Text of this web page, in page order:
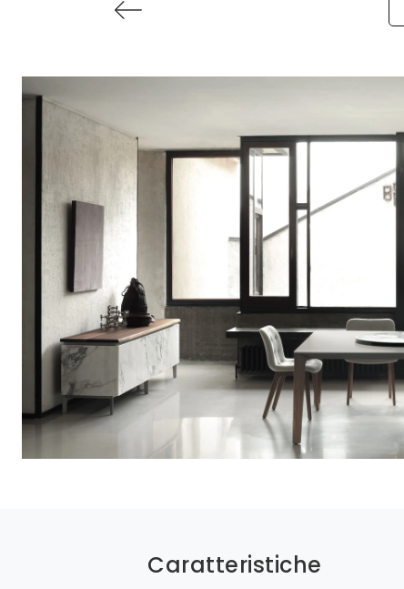
Caratteristiche